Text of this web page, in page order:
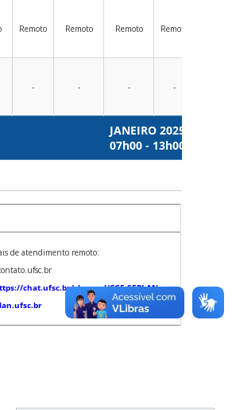
JANEIRO 2025
07h00 - 13h00
Remoto Remoto Remoto Remoto
- - - -
de atendimento remoto:
chat.ufsc.br/channel/CGE.SEPLAN